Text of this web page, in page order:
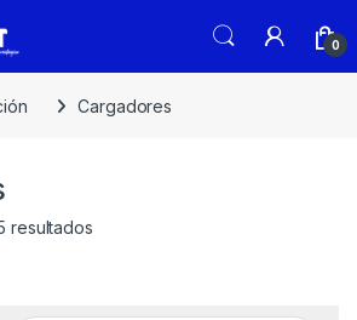
0
Cargadores
resultados